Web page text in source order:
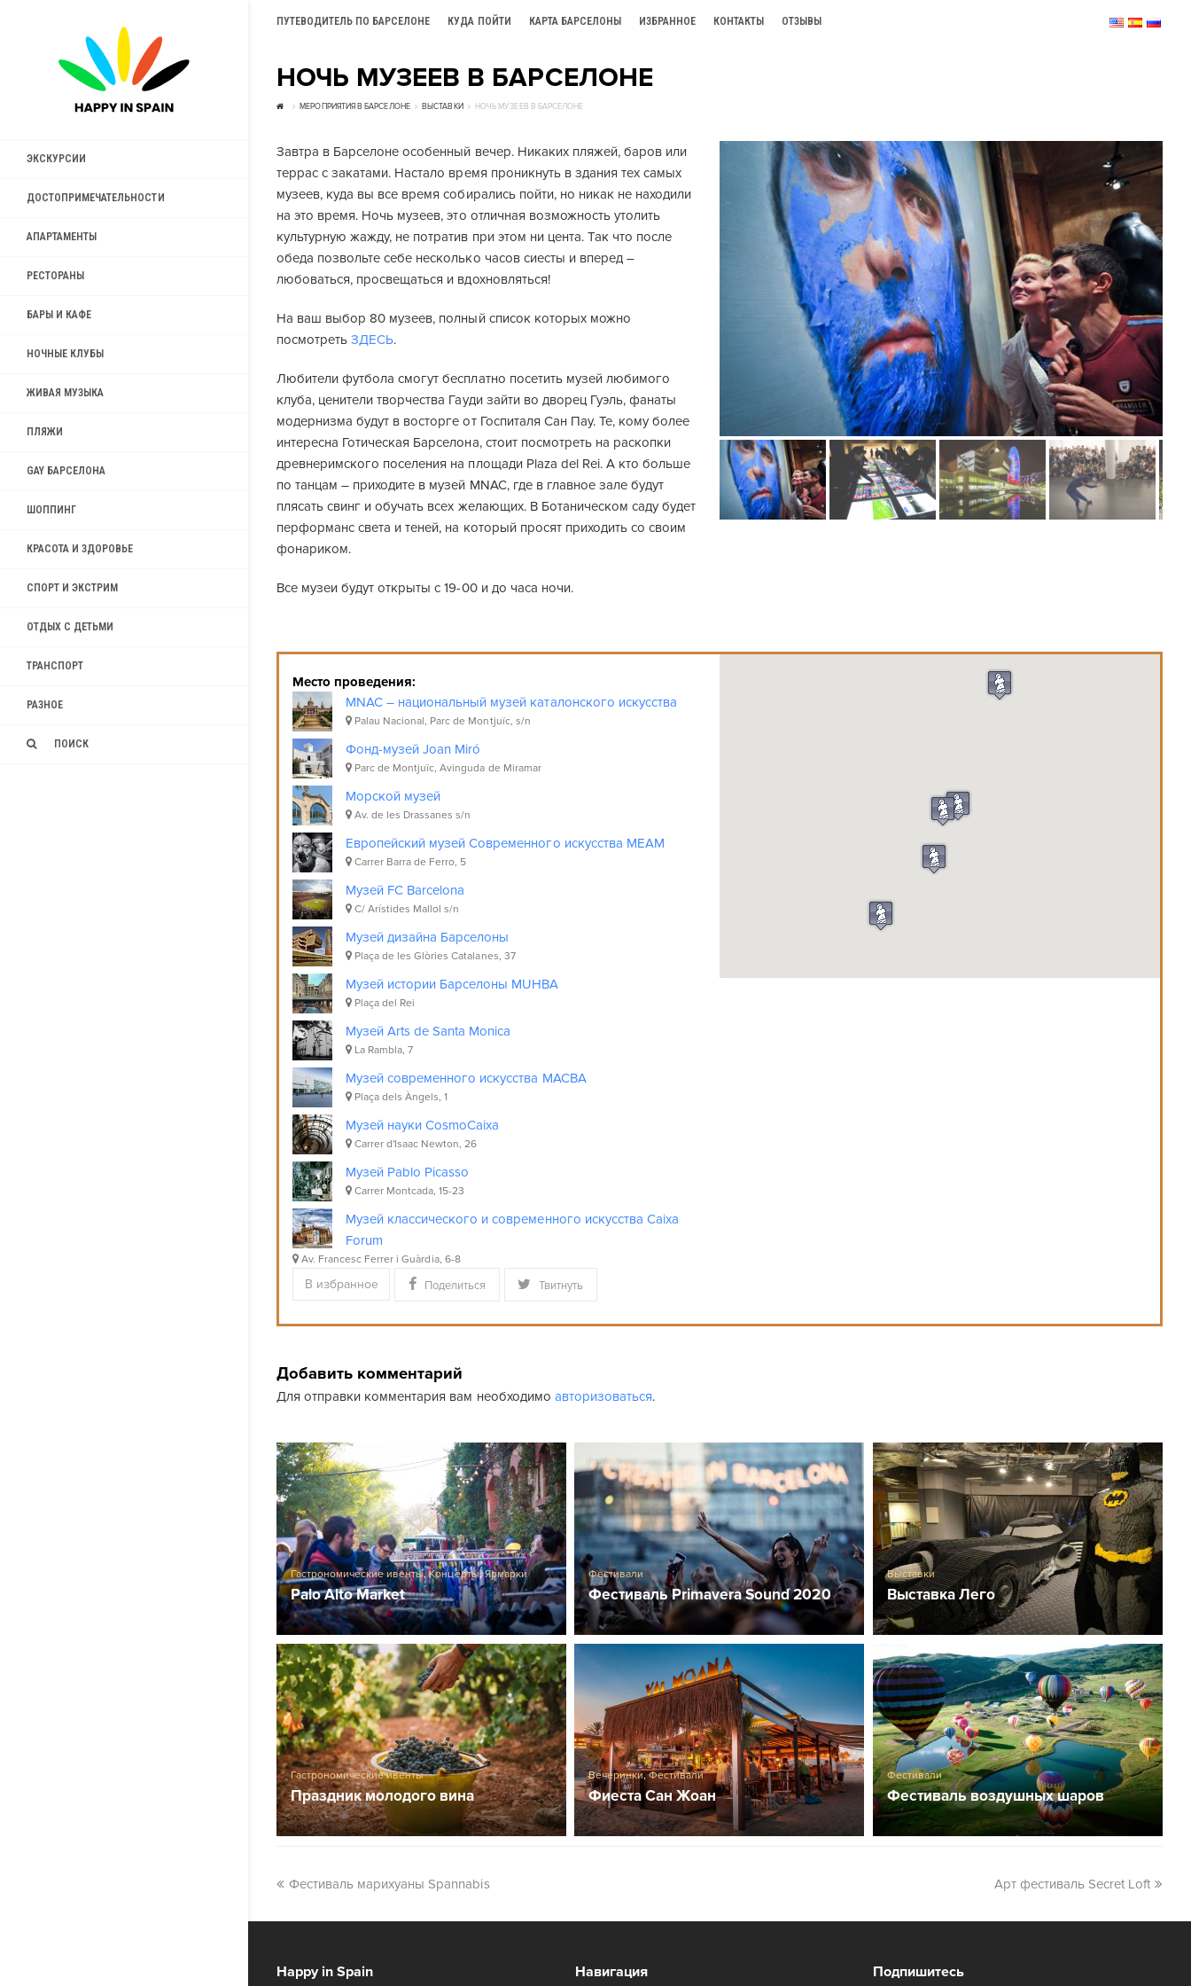
ПУТЕВОДИТЕЛЬ ПО БАРСЕЛОНЕ КУДА ПОЙТИ КАРТА БАРСЕЛОНЫ ИЗБРАННОЕ КОНТАКТЫ ОТЗЫВЫ
ЭКСКУРСИИ
ДОСТОПРИМЕЧАТЕЛЬНОСТИ
АПАРТАМЕНТЫ
РЕСТОРАНЫ
БАРЫ И КАФЕ
НОЧНЫЕ КЛУБЫ
ЖИВАЯ МУЗЫКА
ПЛЯЖИ
GAY БАРСЕЛОНА
ШОППИНГ
КРАСОТА И ЗДОРОВЬЕ
СПОРТ И ЭКСТРИМ
ОТДЫХ С ДЕТЬМИ
ТРАНСПОРТ
РАЗНОЕ
ПОИСК
НОЧЬ МУЗЕЕВ В БАРСЕЛОНЕ
МЕРОПРИЯТИЯ В БАРСЕЛОНЕ ВЫСТАВКИ НОЧЬ МУЗЕЕВ В БАРСЕЛОНЕ
Завтра в Барселоне особенный вечер. Никаких пляжей, баров или
террас с закатами. Настало время проникнуть в здания тех самых
музеев, куда вы все время собирались пойти, но никак не находили
на это время. Ночь музеев, это отличная возможность утолить
культурную жажду, не потратив при этом ни цента. Так что после
обеда позвольте себе несколько часов сиесты и вперед –
любоваться, просвещаться и вдохновляться!
На ваш выбор 80 музеев, полный список которых можно
посмотретьЗДЕСЬ.
Любители футбола смогут бесплатно посетить музей любимого
клуба, ценители творчества Гауди зайти во дворец Гуэль, фанаты
модернизма будут в восторге от Госпиталя Сан Пау. Те, кому более
интересна Готическая Барселона, стоит посмотреть на раскопки
древнеримского поселения на площади Plaza del Rei. А кто больше
по танцам – приходите в музей MNAC, где в главное зале будут
плясать свинг и обучать всех желающих. В Ботаническом саду будет
перформанс света и теней, на который просят приходить со своим
фонариком.
Все музеи будут открыты с 19-00 и до часа ночи.
Место проведения:
MNAC – национальный музей каталонского искусства
Palau Nacional, Parc de Montjuïc, s/n
Фонд-музей Joan Miró
Parc de Montjuïc, Avinguda de Miramar
Морской музей
Av. de les Drassanes s/n
Европейский музей Современного искусства MEAM
Carrer Barra de Ferro, 5
Музей FC Barcelona
C/ Arístides Mallol s/n
Музей дизайна Барселоны
Plaça de les Glòries Catalanes, 37
Музей истории Барселоны MUHBA
Plaça del Rei
Музей Arts de Santa Monica
La Rambla, 7
Музей современного искусства MACBA
Plaça dels Àngels, 1
Музей науки CosmoCaixa
Carrer d'Isaac Newton, 26
Музей Pablo Picasso
Carrer Montcada, 15-23
Музей классического и современного искусства Caixa
Forum
Av. Francesc Ferrer i Guàrdia, 6-8
В избранное Поделиться Твитнуть
Добавить комментарий
Для отправки комментария вам необходимо авторизоваться.
Гастрономические ивенты,Концерты,Ярмарки
Palo Alto Market
Фестивали
Фестиваль Primavera Sound 2020
Выставки
Выставка Лего
Гастрономические ивенты
Праздник молодого вина
Вечеринки,Фестивали
Фиеста Сан Жоан
Фестивали
Фестиваль воздушных шаров
Фестиваль марихуаны Spannabis Арт фестиваль Secret Loft
Happy in Spain Навигация Подпишитесь